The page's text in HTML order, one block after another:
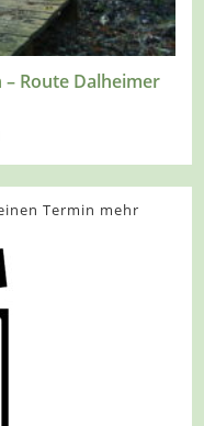
– Route Dalheimer
Termin mehr